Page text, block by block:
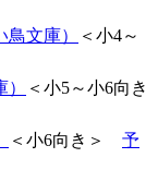
文庫）
＜小4～
＜小5～小6向
＜小6向き＞ 予